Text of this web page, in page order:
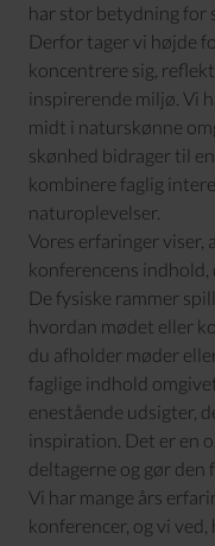
har stor betydning for
Derfor tager vi højde
koncentrere sig,
inspirerende miljø. Vi
midt i naturskønne
skønhed bidrager til
kombinere faglig
naturoplevelser.
Vores erfaringer viser,
konferencens indhold,
De fysiske rammer
hvordan mødet eller
du afholder møder
faglige indhold
enestående udsigter,
inspiration. Det er en
deltagerne og gør den
Vi har mange års
konferencer, og vi